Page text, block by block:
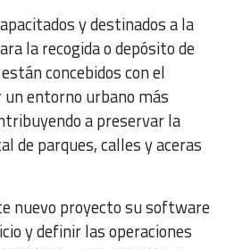
y destinados a la
la recogida o depósito de
concebidos con el
entorno urbano más
a preservar la
de parques, calles y aceras
nuevo proyecto su software
y definir las operaciones